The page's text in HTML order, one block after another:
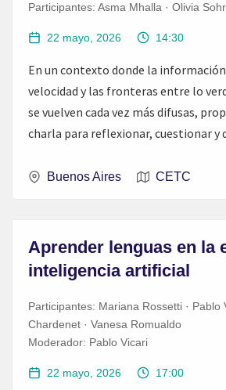
Participantes: Asma Mhalla · Olivia Sohr
22 mayo, 2026 14:30
En un contexto donde la
velocidad y las fronteras entre lo
se vuelven cada vez más difusas,
charla para reflexionar, cuestionar y
Buenos Aires CETC
Aprender lenguas en la
inteligencia artificial
Participantes: Mariana Rossetti · Pablo
Chardenet · Vanesa Romualdo
Moderador: Pablo Vicari
22 mayo, 2026 17:00